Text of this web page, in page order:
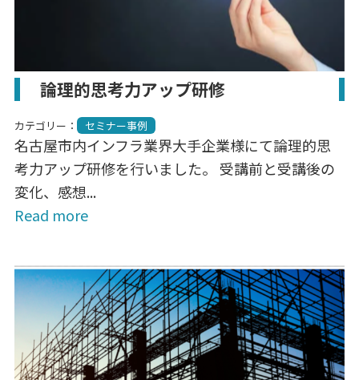
論理的思考力アップ研修
カテゴリー： セミナー事例
名古屋市内インフラ業界大手企業様にて論理的思
考力アップ研修を行いました。 受講前と受講後の
変化、感想...
Read more